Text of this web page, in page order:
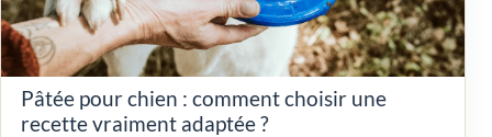
Pâtée pour chien : comment choisir une
recette vraiment adaptée ?